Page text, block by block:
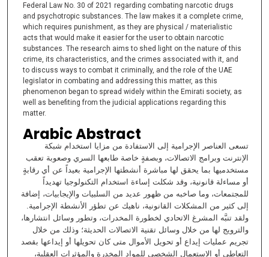
Federal Law No. 30 of 2021 regarding combating narcotic drugs
and psychotropic substances. The law makes it a complete crime,
which requires punishment, as they are physical / materialistic
acts that would make it easier for the user to obtain narcotic
substances. The research aims to shed light on the nature of this
crime, its characteristics, and the crimes associated with it, and
to discuss ways to combat it criminally, and the role of the UAE
legislator in combating and addressing this matter, as this
phenomenon began to spread widely within the Emirati society, as
well as benefiting from the judicial applications regarding this
matter.
Arabic Abstract
تسعى العناصر الإجرامية إلى الاستفادة من مزايا استخدام شبكة
الإنترنت وبرامج الاتصالات، وبصفةٍ خاصة طابعها السري وصعوبة تعقب
مستخدميها بما يحقق لها مباشرة أنشطتها الإجرامية بعيداً عن أي رقابةٍ
أو مساءلة قانونية، وقد شكلت إساءة استخدام التكنولوجيا تهديداً
للمجتمعات، وما صاخبه من ظهور عديد من السلبيات والإيجابيات، إضافة
إلى كثير من المشكلات القانونية، ناهيك عن تطؤر الأنشطة الإجرامية.
ولقد تنبَّه المشرغ الاتحادي لخطورة المخدرات، وتطور وسائل انتشارها،
والترويج لها من خلال وسائل تقنية الاتصالات الحديثة؛ وذلك من خلال
تجريم عمليات إيداع أو تحويل الأموال متى كان تحويلها أو إيداعها بقصد
التعاطي أو الاستعمال الشخصي للمواد المخدرة والمؤثرات العقلية،